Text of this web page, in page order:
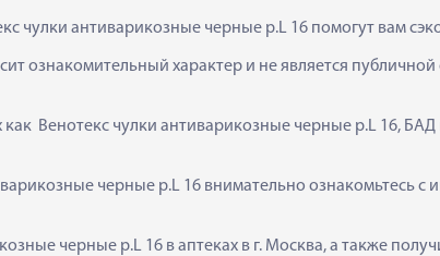
чулки антиварикозные черные р.L 16 помогут вам
ознакомительный характер и не является публичной
Венотекс чулки антиварикозные черные р.L 16,
черные р.L 16 внимательно ознакомьтесь с
черные р.L 16 в аптеках в г. Москва, а также